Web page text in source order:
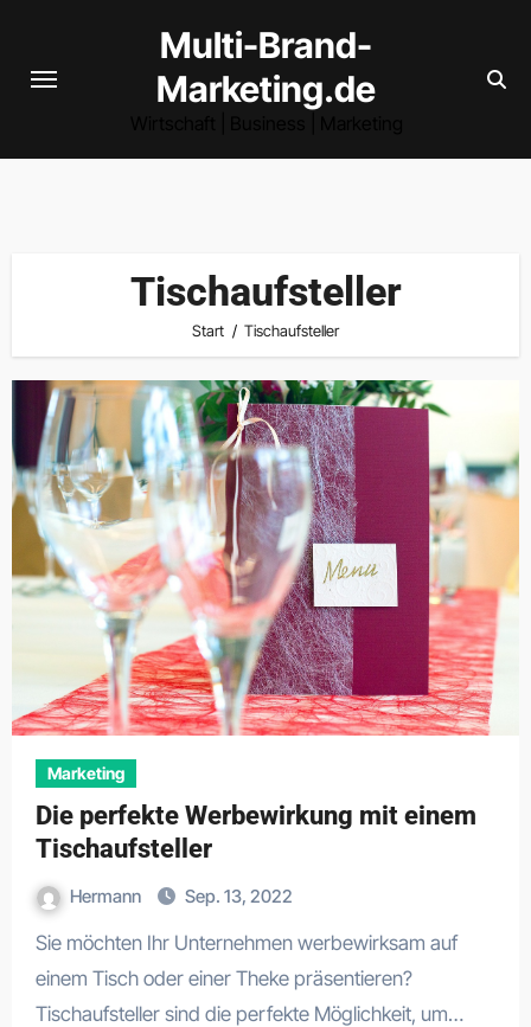
springen
Multi-Brand-
Marketing.de
Tischaufsteller
Start Tischaufsteller
Marketing
Die perfekte Werbewirkung mit einem
Tischaufsteller
Hermann Sep. 13, 2022
Sie möchten Ihr Unternehmen werbewirksam auf
einem Tisch oder einer Theke präsentieren?
Tischaufsteller sind die perfekte Möglichkeit, um…